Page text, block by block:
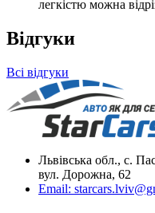
легкістю можна
Відгуки
Всі відгуки
Львівська обл., с.
вул. Дорожна, 62
Email: